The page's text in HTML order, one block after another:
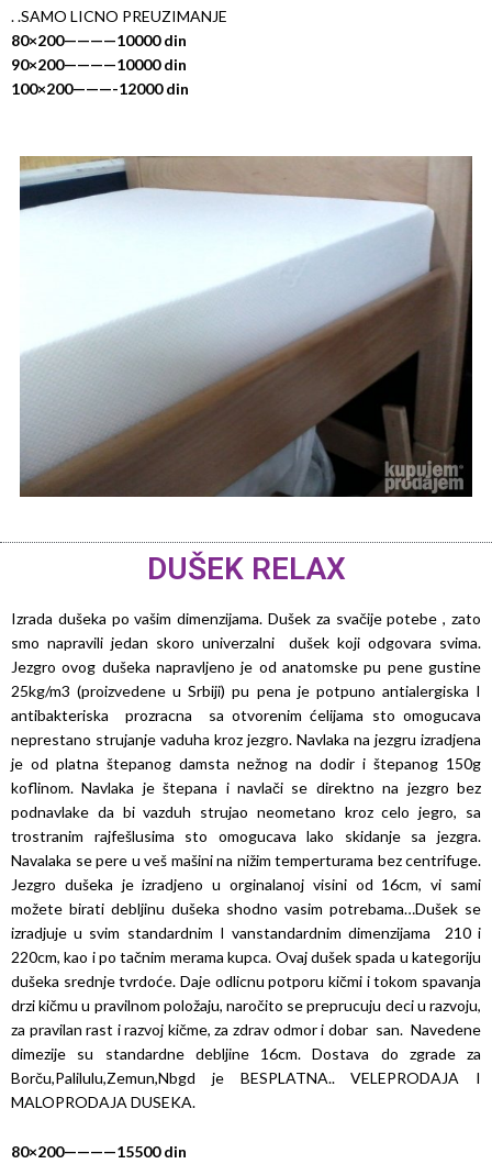
. .SAMO LICNO PREUZIMANJE
80×200————10000 din
90×200————10000 din
100×200———-12000 din
DUŠEK RELAX
Izrada dušeka po vašim dimenzijama. Dušek za svačije potebe , zato
smo napravili jedan skoro univerzalni dušek koji odgovara svima.
Jezgro ovog dušeka napravljeno je od anatomske pu pene gustine
25kg/m3 (proizvedene u Srbiji) pu pena je potpuno antialergiska I
antibakteriska prozracna sa otvorenim ćelijama sto omogucava
neprestano strujanje vaduha kroz jezgro. Navlaka na jezgru izradjena
je od platna štepanog damsta nežnog na dodir i štepanog 150g
koflinom. Navlaka je štepana i navlači se direktno na jezgro bez
podnavlake da bi vazduh strujao neometano kroz celo jegro, sa
trostranim rajfešlusima sto omogucava lako skidanje sa jezgra.
Navalaka se pere u veš mašini na nižim temperturama bez centrifuge.
Jezgro dušeka je izradjeno u orginalanoj visini od 16cm, vi sami
možete birati debljinu dušeka shodno vasim potrebama…Dušek se
izradjuje u svim standardnim I vanstandardnim dimenzijama 210 i
220cm, kao i po tačnim merama kupca. Ovaj dušek spada u kategoriju
dušeka srednje tvrdoće. Daje odlicnu potporu kičmi i tokom spavanja
drzi kičmu u pravilnom položaju, naročito se preprucuju deci u razvoju,
za pravilan rast i razvoj kičme, za zdrav odmor i dobar san. Navedene
dimezije su standardne debljine 16cm. Dostava do zgrade za
Borču,Palilulu,Zemun,Nbgd je BESPLATNA.. VELEPRODAJA I
MALOPRODAJA DUSEKA.
80×200————15500 din